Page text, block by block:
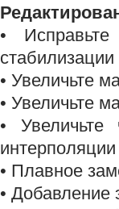
•
• Увеличьте
• Увеличьте
•
• Плавное
• Добавление